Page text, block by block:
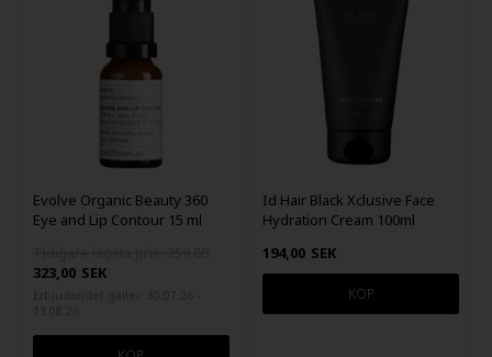
Evolve Organic Beauty 360
Eye and Lip Contour 15 ml
323,00 SEK
Id Hair Black Xclusive Face
Hydration Cream 100ml
194,00 SEK